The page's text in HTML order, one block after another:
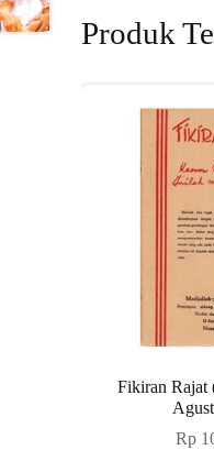
Produk
Fikiran Rajat
Rp